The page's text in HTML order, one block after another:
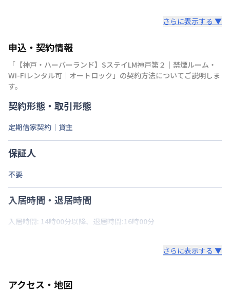
さらに表示する ▼
申込・契約情報
「 【神戸・ハーバーランド】SステイLM神戸第２｜禁煙ルーム・
Wi-Fiレンタル可｜オートロック 」の契約方法についてご説明しま
す。
契約形態・取引形態
定期借家契約｜貸主
保証人
不要
入居時間・退居時間
入居時間: 14時00分以降、退居時間:16時00分
さらに表示する ▼
アクセス・地図